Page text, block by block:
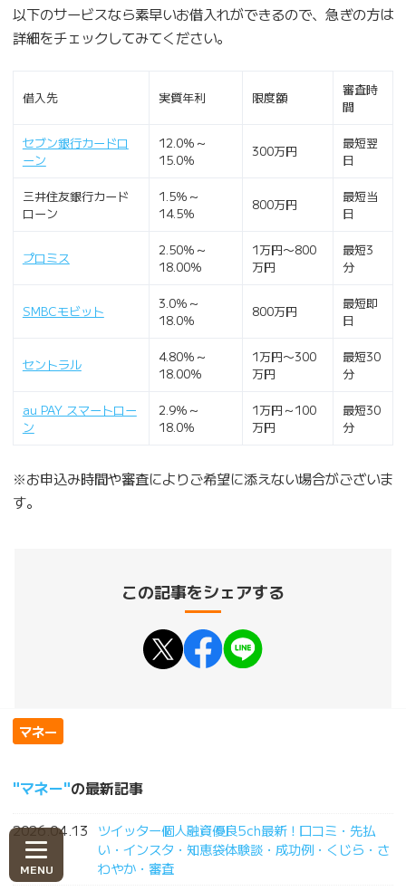
以下のサービスなら素早いお借入れができるので、急ぎの方は
詳細をチェックしてみてください。
借入先 実質年利 限度額
審査時
間
セブン銀行カードロ
ーン
12.0％～
15.0％
300万円
最短翌
日
三井住友銀行カード
ローン
1.5％～
14.5％
800万円
最短当
日
プロミス
2.50％～
18.00％
1万円〜800
万円
最短3
分
SMBCモビット
3.0％～
18.0％
800万円
最短即
日
セントラル
4.80％～
18.00％
1万円〜300
万円
最短30
分
au PAY スマートロー
ン
2.9％～
18.0％
1万円～100
万円
最短30
分
※お申込み時間や審査によりご希望に添えない場合がございま
す。
この記事をシェアする
マネー
マネー の最新記事
2026.04.13
ツイッター個人融資優良5ch最新！口コミ・先払
い・インスタ・知恵袋体験談・成功例・くじら・さ
わやか・審査